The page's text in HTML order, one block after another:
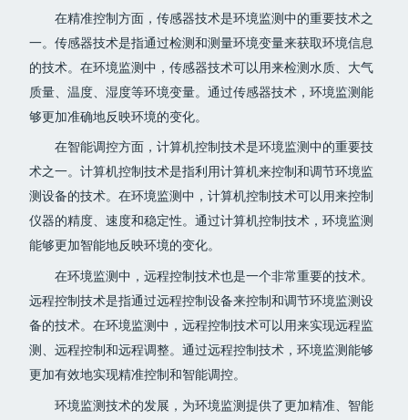
在精准控制方面，传感器技术是环境监测中的重要技术之
一。传感器技术是指通过检测和测量环境变量来获取环境信息
的技术。在环境监测中，传感器技术可以用来检测水质、大气
质量、温度、湿度等环境变量。通过传感器技术，环境监测能
够更加准确地反映环境的变化。
在智能调控方面，计算机控制技术是环境监测中的重要技
术之一。计算机控制技术是指利用计算机来控制和调节环境监
测设备的技术。在环境监测中，计算机控制技术可以用来控制
仪器的精度、速度和稳定性。通过计算机控制技术，环境监测
能够更加智能地反映环境的变化。
在环境监测中，远程控制技术也是一个非常重要的技术。
远程控制技术是指通过远程控制设备来控制和调节环境监测设
备的技术。在环境监测中，远程控制技术可以用来实现远程监
测、远程控制和远程调整。通过远程控制技术，环境监测能够
更加有效地实现精准控制和智能调控。
环境监测技术的发展，为环境监测提供了更加精准、智能